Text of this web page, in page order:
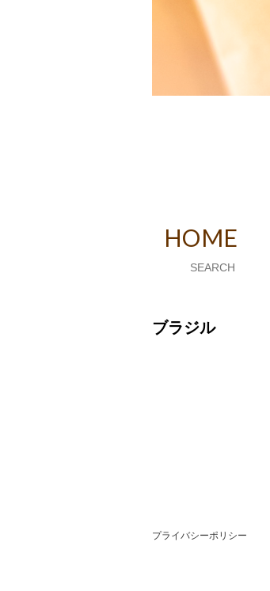
HOME
ブラジル
プライバシーポリシー